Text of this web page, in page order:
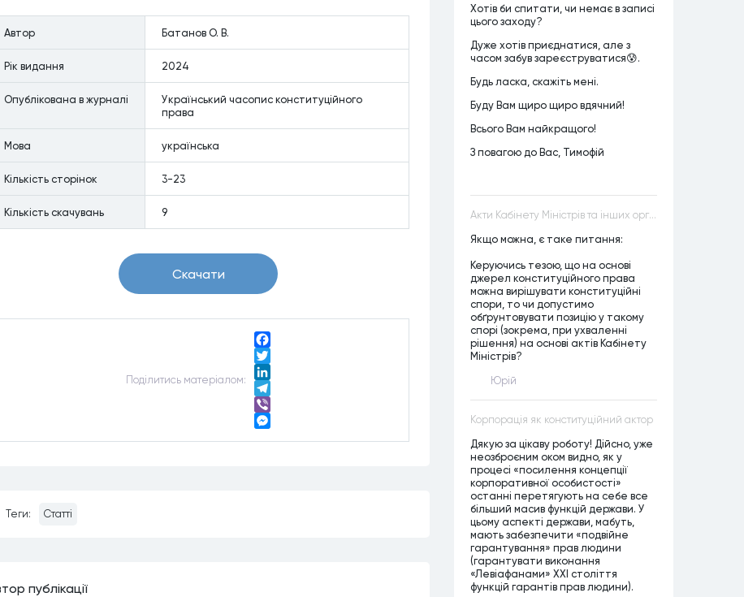
Автор Батанов О. В.
Рiк видання 2024
Опублiкована в журналi
Український часопис конституційного
права
Мова українська
Кiлькiсть сторiнок 3-23
Кiлькiсть скачувань 9
Скачати
Подiлитись матерiалом:
Facebook
Twitter
LinkedIn
Telegram
Viber
Теги: Статті
публiкацiї
Хотів би спитати, чи немає в записі
цього заходу?
Дуже хотів приєднатися, але з
часом забув зареєструватися😰.
Будь ласка, скажіть мені.
Буду Вам щиро щиро вдячний!
Всього Вам найкращого!
З повагою до Вас, Тимофій
Акти Кабінету Міністрів та інших органів державної влади як джерела конституційного права
Якщо можна, є таке питання:
Керуючись тезою, що на основі
джерел конституційного права
можна вирішувати конституційні
спори, то чи допустимо
обґрунтовувати позицію у такому
спорі (зокрема, при ухваленні
рішення) на основі актів Кабінету
Міністрів?
Юрій
Корпорація як конституційний актор
Дякую за цікаву роботу! Дійсно, уже
неозброєним оком видно, як у
процесі «посилення концепції
корпоративної особистості»
останні перетягують на себе все
більший масив функцій держави. У
цьому аспекті держави, мабуть,
мають забезпечити «подвійне
гарантування» прав людини
(гарантувати виконання
«Левіафанами» ХХІ століття
функцій гарантів прав людини).